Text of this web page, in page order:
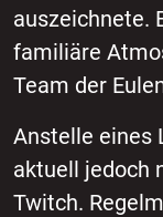
auszeichnete.
familiäre
Team der
Anstelle eines
aktuell jedoch
Twitch.